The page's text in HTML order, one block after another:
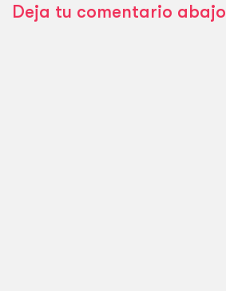
Deja tu comentario abajo